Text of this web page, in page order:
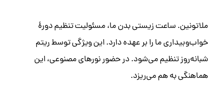
ملاتونین. ساعت زیستی بدن ما، مسئولیت تنظیم دورهٔ
خواب‌وبیداری ما را بر عهده دارد. این ویژگی توسط ریتم
شبانه‌روز تنظیم می‌شود. در حضور نورهای مصنوعی، این
هماهنگی به هم می‌ریزد.